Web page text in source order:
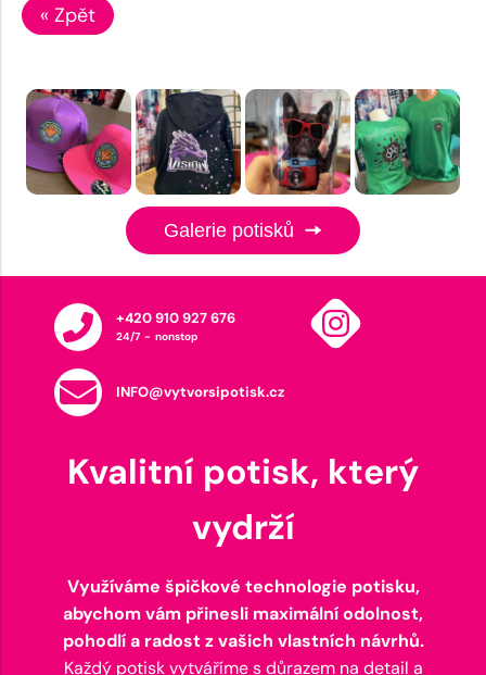
« Zpět
Galerie potisků
+420 910 927 676
24/7 - nonstop
INFO@vytvorsipotisk.cz
Kvalitní potisk, který
vydrží
Využíváme špičkové technologie potisku,
abychom vám přinesli maximální odolnost,
pohodlí a radost z vašich vlastních návrhů.
Každý potisk vytváříme s důrazem na detail a